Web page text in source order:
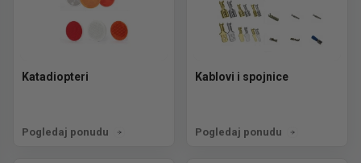
Katadiopteri
Pogledaj ponudu
Kablovi i spojnice
Pogledaj ponudu